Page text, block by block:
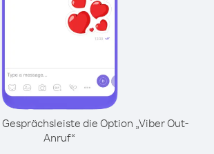
die Option „Viber Out-
Anruf“